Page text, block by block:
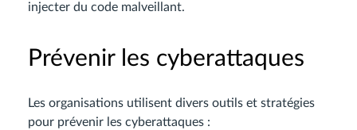
injecter du code malveillant.
Prévenir les cyberattaques
Les organisations utilisent divers outils et stratégies
pour prévenir les cyberattaques :